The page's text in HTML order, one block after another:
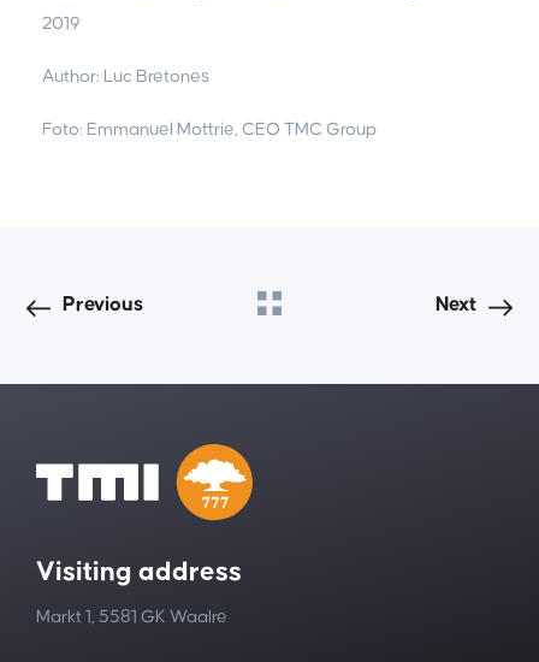
2019
Author: Luc Bretones
Foto: Emmanuel Mottrie, CEO TMC Group
Previous Next
Visiting address
Markt 1, 5581 GK Waalre